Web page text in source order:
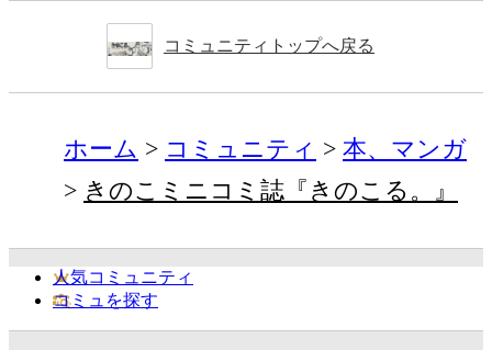
コミュニティトップへ戻る
ホーム コミュニティ
本、マンガ
きのこミニコミ誌『きのこる。』
人気コミュニティ
コミュを探す